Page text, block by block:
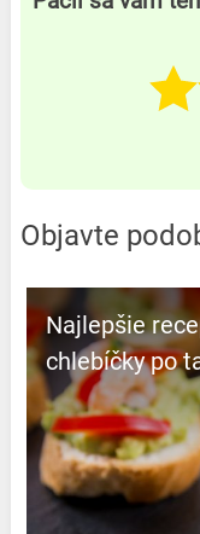
Objavte
Najlepšie recepty na obložené chrumkavé
chlebíčky po